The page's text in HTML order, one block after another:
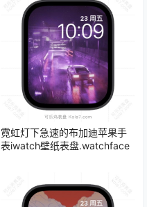
霓虹灯下急速的布加迪苹果手
表iwatch壁纸表盘.watchface